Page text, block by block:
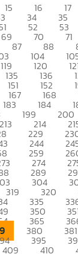
15 16 17
34 35
52 53
69 70 71
87 88
104
119 120
135 136
151 152
167 168
183 184
199 200
213 214
229
244
259
274
289
304
319 320
335
350
365
380 381
395
409 410